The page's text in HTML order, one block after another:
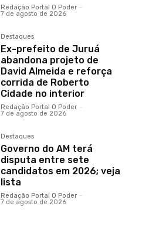
Redação Portal O Poder -
7 de agosto de 2026
Destaques
Ex-prefeito de Juruá
abandona projeto de
David Almeida e reforça
corrida de Roberto
Cidade no interior
Redação Portal O Poder -
7 de agosto de 2026
Destaques
Governo do AM terá
disputa entre sete
candidatos em 2026; veja
lista
Redação Portal O Poder -
7 de agosto de 2026